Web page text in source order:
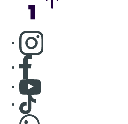
Consulter page Instagram
Consulter page Facebook
Consulter Youtube
Consulter TikTok